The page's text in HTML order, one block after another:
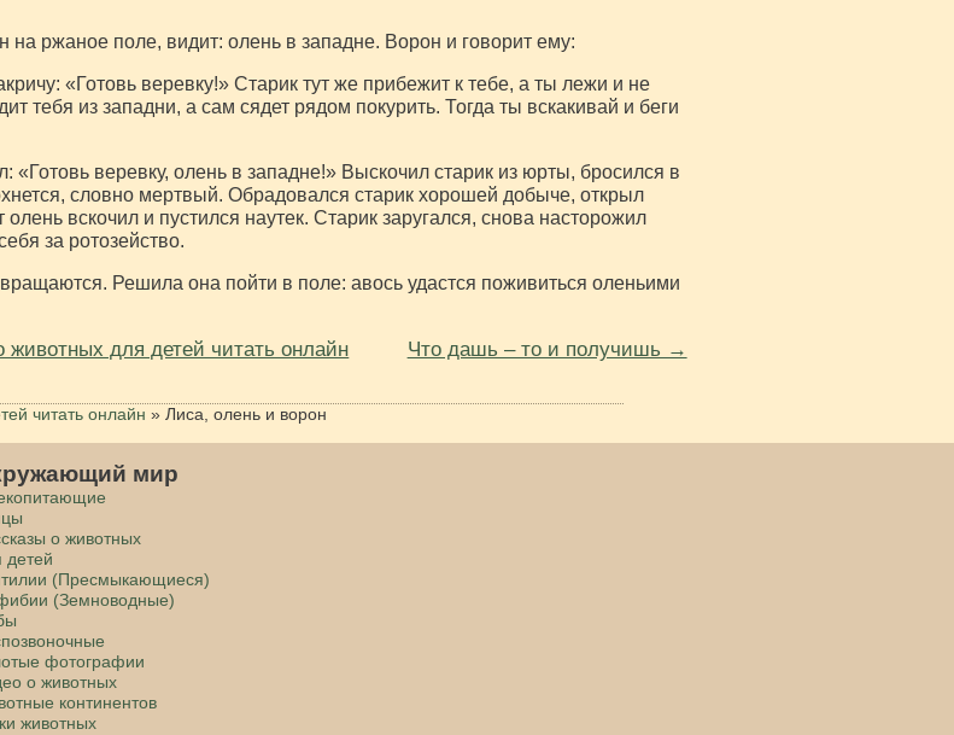
ржаное поле, видит: олень в западне. Ворон и говорит ему:
«Готовь веревку!» Старик тут же прибежит к тебе, а ты лежи и не
тебя из западни, а сам сядет рядом покурить. Тогда ты вскакивай и беги
«Готовь веревку, олень в западне!» Выскочил старик из юрты, бросился в
словно мертвый. Обрадовался старик хорошей добыче, открыл
олень вскочил и пустился наутек. Старик заругался, снова насторожил
за ротозейство.
Решила она пойти в поле: авось удастся поживиться оленьими
животных для детей читать онлайн Что дашь – то и получишь →
читать онлайн » Лиса, олень и ворон
мир
о животных
детей
(Пресмыкающиеся)
(Земноводные)
фотографии
о животных
континентов
животных